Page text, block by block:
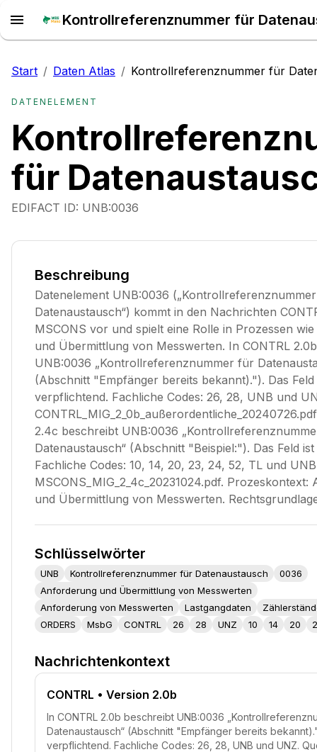
Start / Daten Atlas / Kontrollreferenznummer für
DATENELEMENT
für
EDIFACT ID: UNB:0036
Beschreibung
Datenelement UNB:0036
Datenaustausch“) kommt in den Nachrichten
MSCONS vor und spielt eine Rolle in Prozessen
und Übermittlung von Messwerten. In CONTRL
UNB:0036 „Kontrollreferenznummer für
(Abschnitt "Empfänger bereits bekannt)."). Das Feld
verpflichtend. Fachliche Codes: 26, 28, UNB und
2.4c beschreibt UNB:0036
Datenaustausch“ (Abschnitt "Beispiel:"). Das Feld
Fachliche Codes: 10, 14, 20, 23, 24, 52, TL und
MSCONS_MIG_2_4c_20231024.pdf.
und Übermittlung von Messwerten.
Schlüsselwörter
UNB Kontrollreferenznummer für Datenaustausch
0036
Anforderung und Übermittlung von Messwerten
Anforderung von Messwerten
Lastgangdaten
ORDERS
MsbG CONTRL 26 28 UNZ 10 14 20
Nachrichtenkontext
CONTRL • Version 2.0b
In CONTRL 2.0b beschreibt UNB:0036
Datenaustausch“ (Abschnitt "Empfänger bereits
verpflichtend. Fachliche Codes: 26, 28, UNB und UNZ.